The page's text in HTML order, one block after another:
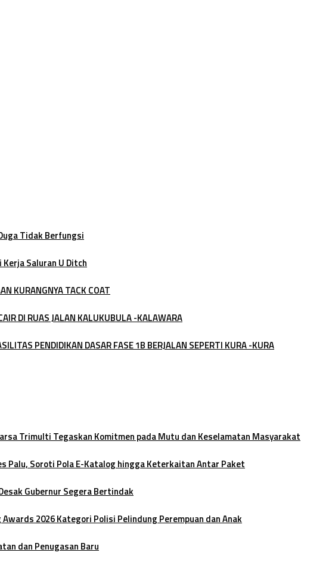
Tidak Berfungsi
Saluran U Ditch
KURANGNYA TACK COAT
DI RUAS JALAN KALUKUBULA -KALAWARA
PENDIDIKAN DASAR FASE 1B BERJALAN SEPERTI KURA -KURA
Trimulti Tegaskan Komitmen pada Mutu dan Keselamatan Masyarakat
Palu, Soroti Pola E-Katalog hingga Keterkaitan Antar Paket
Gubernur Segera Bertindak
2026 Kategori Polisi Pelindung Perempuan dan Anak
dan Penugasan Baru